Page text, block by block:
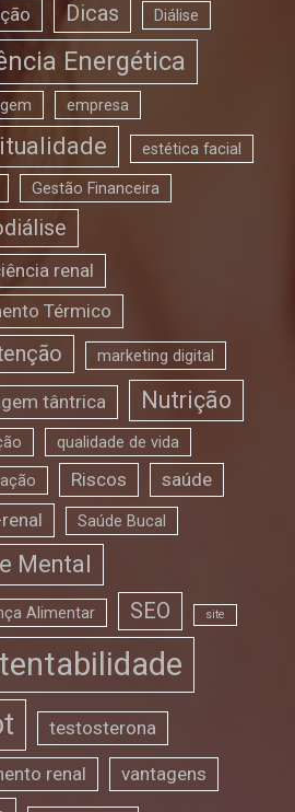
Dicas Diálise
Energética
empresa
estética facial
Gestão Financeira
renal
Térmico
marketing digital
tântrica Nutrição
qualidade de vida
Riscos
saúde
Saúde Bucal
Mental
Alimentar SEO site
testosterona
renal
vantagens